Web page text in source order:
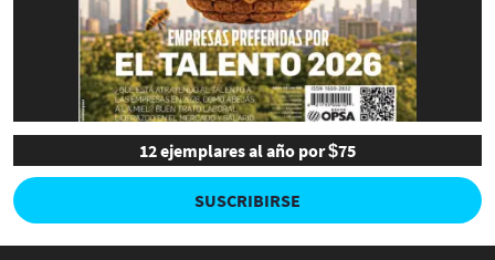
12 ejemplares al año por $75
SUSCRIBIRSE